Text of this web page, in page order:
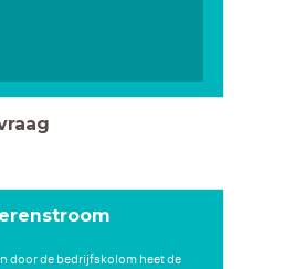
door de bedrijfskolom heet de